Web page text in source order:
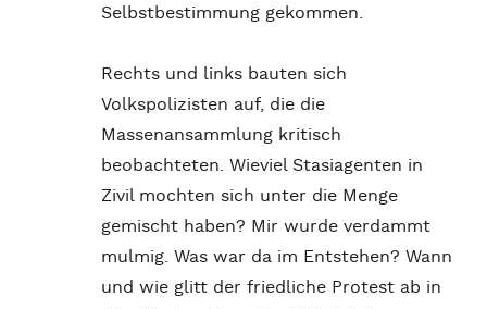
Selbstbestimmung gekommen.
Rechts und links bauten sich
Volkspolizisten auf, die die
Massenansammlung kritisch
beobachteten. Wieviel Stasiagenten in
Zivil mochten sich unter die Menge
gemischt haben? Mir wurde verdammt
mulmig. Was war da im Entstehen? Wann
und wie glitt der friedliche Protest ab in